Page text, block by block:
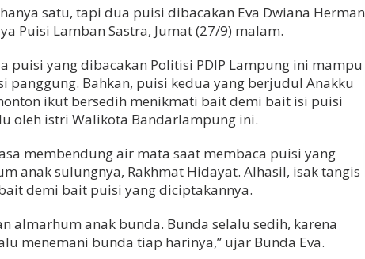
satu, tapi dua puisi dibacakan Eva Dwiana Herman
Puisi Lamban Sastra, Jumat (27/9) malam.
puisi yang dibacakan Politisi PDIP Lampung ini mampu
panggung. Bahkan, puisi kedua yang berjudul Anakku
ikut bersedih menikmati bait demi bait isi puisi
oleh istri Walikota Bandarlampung ini.
membendung air mata saat membaca puisi yang
anak sulungnya, Rakhmat Hidayat. Alhasil, isak tangis
demi bait puisi yang diciptakannya.
almarhum anak bunda. Bunda selalu sedih, karena
menemani bunda tiap harinya,” ujar Bunda Eva.